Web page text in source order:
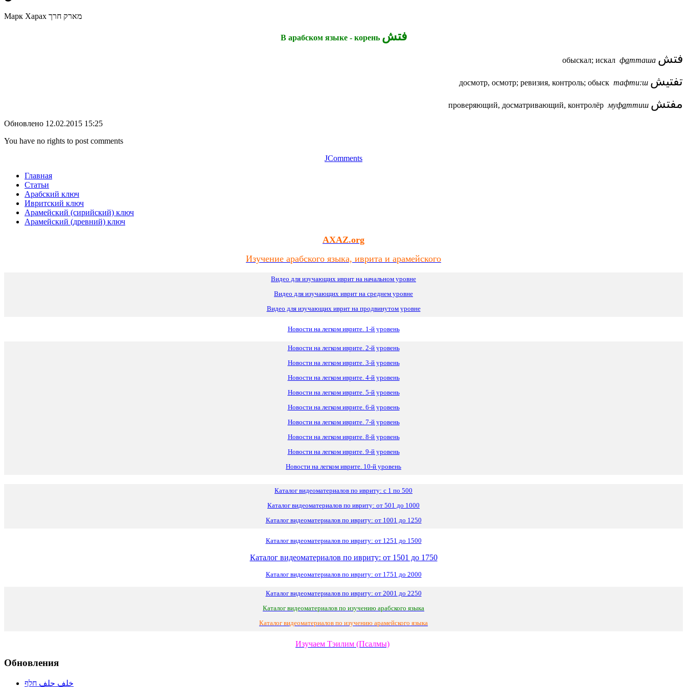
Марк Харах מארק חרך
В арабском языке - корень فتش
обыскал; искал фатташа فتش
досмотр, осмотр; ревизия, контроль; обыск тафти:ш تفتيش
проверяющий, досматривающий, контролёр муфаттиш مفتش
Обновлено 12.02.2015 15:25
You have no rights to post comments
JComments
Главная
Статьи
Арабский ключ
Ивритский ключ
Арамейский (сирийский) ключ
Арамейский (древний) ключ
AXAZ.org
Изучение арабского языка, иврита и арамейского
Видео для изучающих иврит на начальном уровне
Видео для изучающих иврит на среднем уровне
Видео для изучающих иврит на продвинутом уровне
Новости на легком иврите. 1-й уровень
Новости на легком иврите. 2-й уровень
Новости на легком иврите. 3-й уровень
Новости на легком иврите. 4-й уровень
Новости на легком иврите. 5-й уровень
Новости на легком иврите. 6-й уровень
Новости на легком иврите. 7-й уровень
Новости на легком иврите. 8-й уровень
Новости на легком иврите. 9-й уровень
Новости на легком иврите. 10-й уровень
Каталог видеоматериалов по ивриту: с 1 по 500
Каталог видеоматериалов по ивриту: от 501 до 1000
Каталог видеоматериалов по ивриту: от 1001 до 1250
Каталог видеоматериалов по ивриту: от 1251 до 1500
Каталог видеоматериалов по ивриту: от 1501 до 1750
Каталог видеоматериалов по ивриту: от 1751 до 2000
Каталог видеоматериалов по ивриту: от 2001 до 2250
Каталог видеоматериалов по изучению арабского языка
Каталог видеоматериалов по изучению арамейского языка
Изучаем Тэилим (Псалмы)
Обновления
خلف حلف חלף